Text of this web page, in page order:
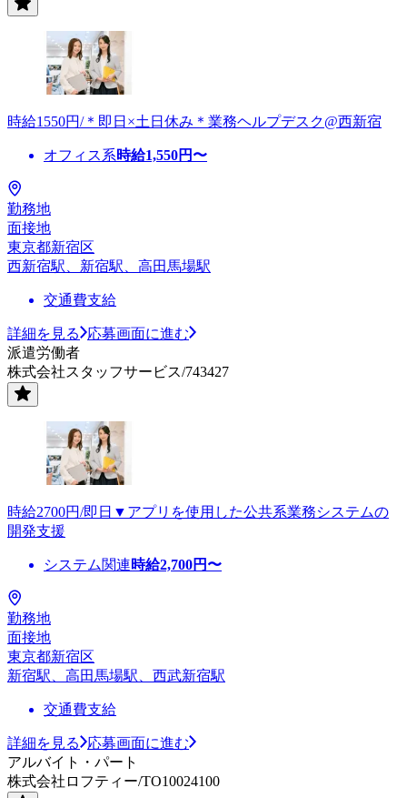
時給1550円/＊即日×土日休み＊業務ヘルプデスク@西新宿
オフィス系時給1,550円〜
勤務地
面接地
東京都新宿区
西新宿駅、新宿駅、高田馬場駅
交通費支給
詳細を見る
応募画面に進む
派遣労働者
株式会社スタッフサービス/743427
時給2700円/即日▼アプリを使用した公共系業務システムの
開発支援
システム関連時給2,700円〜
勤務地
面接地
東京都新宿区
新宿駅、高田馬場駅、西武新宿駅
交通費支給
詳細を見る
応募画面に進む
アルバイト・パート
株式会社ロフティー/TO10024100